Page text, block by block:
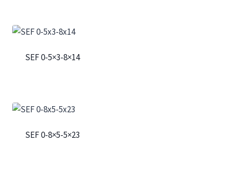
SEF 0-5×3-8×14
SEF 0-8×5-5×23